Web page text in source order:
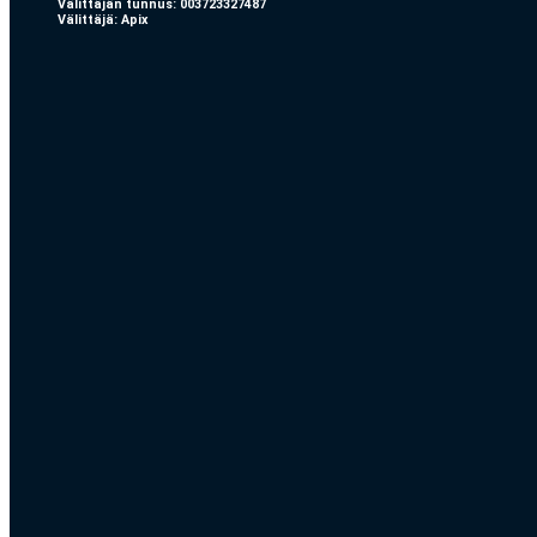
Välittäjän tunnus: 003723327487
Välittäjä: Apix